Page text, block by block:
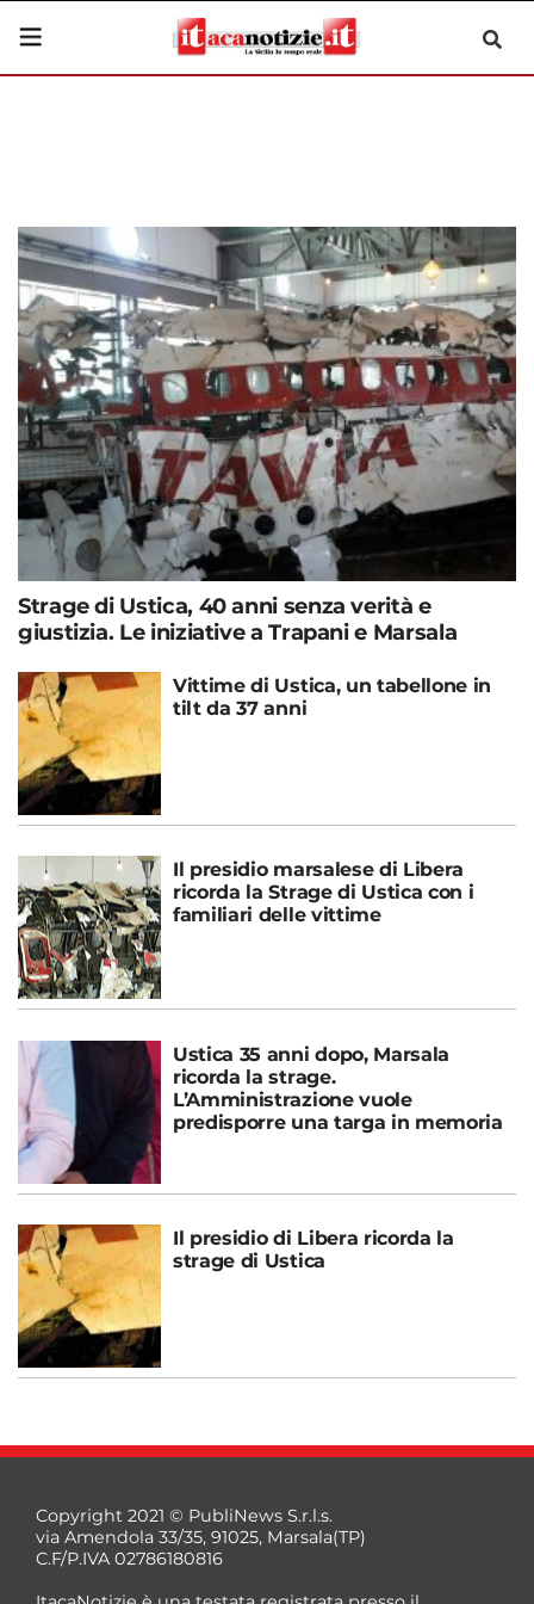
Strage di Ustica, 40 anni senza verità e
giustizia. Le iniziative a Trapani e Marsala
Vittime di Ustica, un tabellone in
tilt da 37 anni
Il presidio marsalese di Libera
ricorda la Strage di Ustica con i
familiari delle vittime
Ustica 35 anni dopo, Marsala
ricorda la strage.
L’Amministrazione vuole
predisporre una targa in memoria
Il presidio di Libera ricorda la
strage di Ustica
Copyright 2021 © PubliNews S.r.l.s.
via Amendola 33/35, 91025, Marsala(TP)
C.F/P.IVA 02786180816